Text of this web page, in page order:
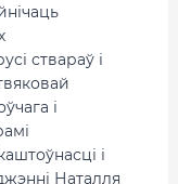
ствараў і
і
і
Наталля